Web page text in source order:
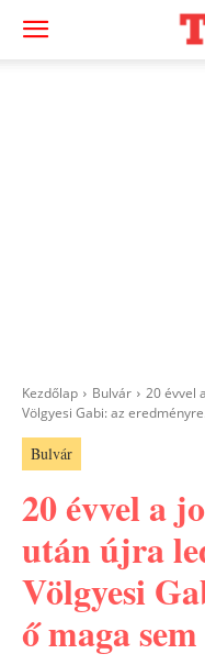
Kezdőlap Bulvár
20 évvel
Völgyesi Gabi: az
Bulvár
20 évvel a
után újra
Völgyesi
ő maga